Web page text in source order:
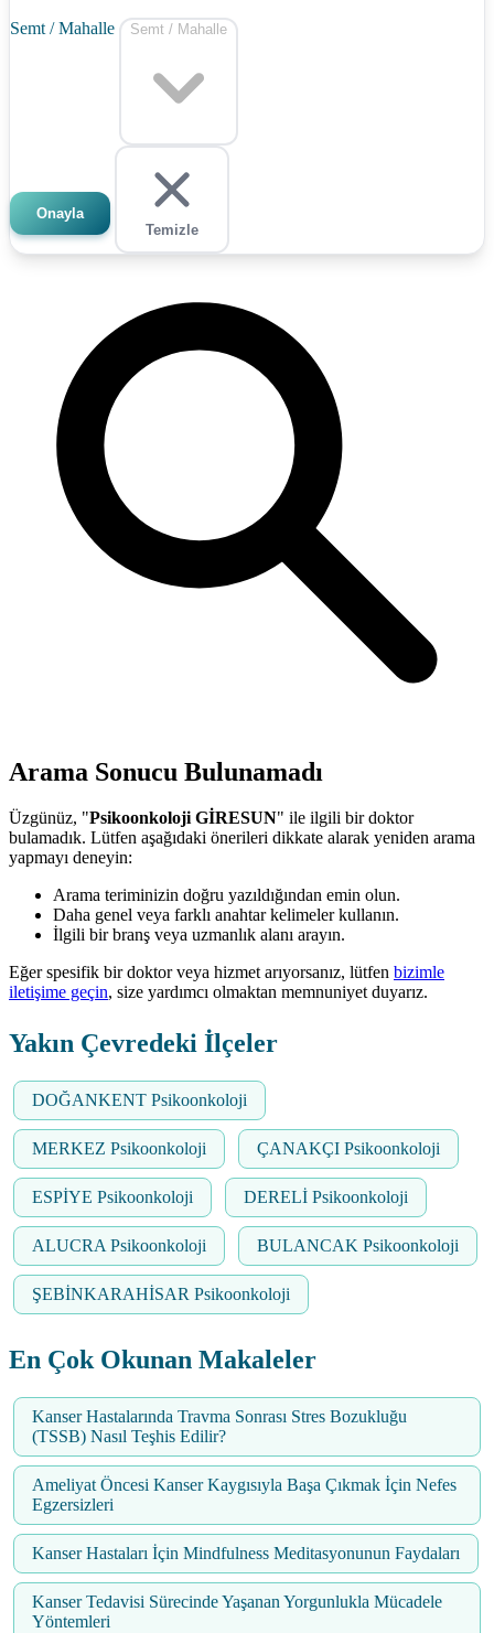
Semt / Mahalle Semt / Mahalle
Onayla
Temizle
Arama Sonucu Bulunamadı
Üzgünüz, "Psikoonkoloji GİRESUN" ile ilgili bir doktor
bulamadık. Lütfen aşağıdaki önerileri dikkate alarak yeniden arama
yapmayı deneyin:
Arama teriminizin doğru yazıldığından emin olun.
Daha genel veya farklı anahtar kelimeler kullanın.
İlgili bir branş veya uzmanlık alanı arayın.
Eğer spesifik bir doktor veya hizmet arıyorsanız, lütfen bizimle
iletişime geçin, size yardımcı olmaktan memnuniyet duyarız.
Yakın Çevredeki İlçeler
DOĞANKENT Psikoonkoloji
MERKEZ Psikoonkoloji ÇANAKÇI Psikoonkoloji
ESPİYE Psikoonkoloji DERELİ Psikoonkoloji
ALUCRA Psikoonkoloji BULANCAK Psikoonkoloji
ŞEBİNKARAHİSAR Psikoonkoloji
En Çok Okunan Makaleler
Kanser Hastalarında Travma Sonrası Stres Bozukluğu
(TSSB) Nasıl Teşhis Edilir?
Ameliyat Öncesi Kanser Kaygısıyla Başa Çıkmak İçin Nefes
Egzersizleri
Kanser Hastaları İçin Mindfulness Meditasyonunun Faydaları
Kanser Tedavisi Sürecinde Yaşanan Yorgunlukla Mücadele
Yöntemleri